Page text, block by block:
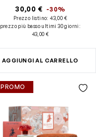
30,00 € -30%
Prezzo listino:43,00 €
prezzo più basso ultimi 30 giorni :
43,00 €
AGGIUNGI AL CARRELLO
PROMO